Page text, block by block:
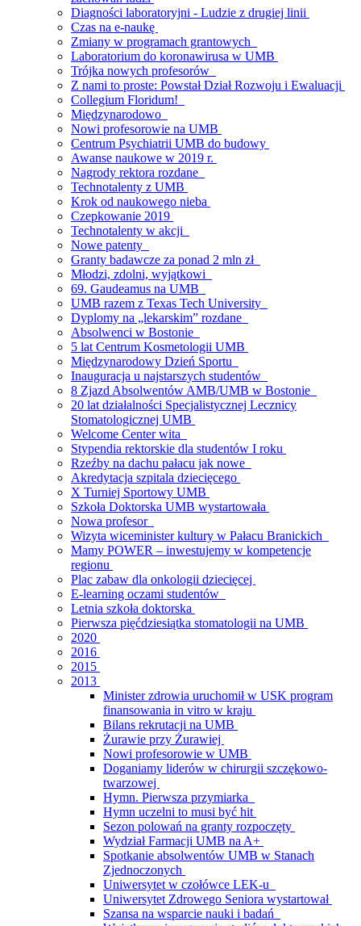
Diagności laboratoryjni - Ludzie z drugiej linii
Czas na e-naukę
Zmiany w programach grantowych
Laboratorium do koronawirusa w UMB
Trójka nowych profesorów
Z nami to proste: Powstał Dział Rozwoju i Ewaluacji
Collegium Floridum!
Międzynarodowo
Nowi profesorowie na UMB
Centrum Psychiatrii UMB do budowy
Awanse naukowe w 2019 r.
Nagrody rektora rozdane
Technotalenty z UMB
Krok od naukowego nieba
Czepkowanie 2019
Technotalenty w akcji
Nowe patenty
Granty badawcze za ponad 2 mln zł
Młodzi, zdolni, wyjątkowi
69. Gaudeamus na UMB
UMB razem z Texas Tech University
Dyplomy na „lekarskim” rozdane
Absolwenci w Bostonie
5 lat Centrum Kosmetologii UMB
Międzynarodowy Dzień Sportu
Inauguracja u najstarszych studentów
8 Zjazd Absolwentów AMB/UMB w Bostonie
20 lat działalności Specjalistycznej Lecznicy
Stomatologicznej UMB
Welcome Center wita
Stypendia rektorskie dla studentów I roku
Rzeźby na dachu pałacu jak nowe
Akredytacja szpitala dziecięcego
X Turniej Sportowy UMB
Szkoła Doktorska UMB wystartowała
Nowa profesor
Wizyta wiceminister kultury w Pałacu Branickich
Mamy POWER – inwestujemy w kompetencje
regionu
Plac zabaw dla onkologii dziecięcej
E-learning oczami studentów
Letnia szkoła doktorska
Pierwsza pięćdziesiątka stomatologii na UMB
2020
2016
2015
2013
Minister zdrowia uruchomił w USK program
finansowania in vitro w kraju
Bilans rekrutacji na UMB
Żurawie przy Żurawiej
Nowi profesorowie w UMB
Doganiamy liderów w chirurgii szczękowo-
twarzowej
Hymn. Pierwsza przymiarka
Hymn uczelni to musi być hit
Sezon polowań na granty rozpoczęty
Wydział Farmacji UMB na A+
Spotkanie absolwentów UMB w Stanach
Zjednoczonych
Uniwersytet w czołówce LEK-u
Uniwersytet Zdrowego Seniora wystartował
Szansa na wsparcie nauki i badań